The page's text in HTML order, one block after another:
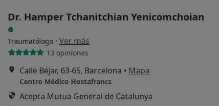
Dr. Hamper Tchanitchian Yenicomchoian
Traumatólogo · Ver más
13 opiniones
Calle Béjar, 63-65, Barcelona • Mapa
Centro Médico Hostafrancs
Acepta Mutua General de Catalunya